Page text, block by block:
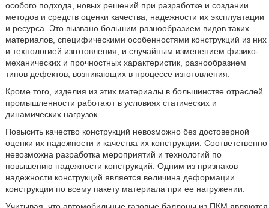
особого подхода, новых решений при разработке и создании
методов и средств оценки качества, надежности их эксплуатации
и ресурса. Это вызвано большим разнообразием видов таких
материалов, специфическими особенностями конструкций из них
и технологией изготовления, и случайным изменением физико-
механических и прочностных характеристик, разнообразием
типов дефектов, возникающих в процессе изготовления.
Кроме того, изделия из этих материалы в большинстве отраслей
промышленности работают в условиях статических и
динамических нагрузок.
Повысить качество конструкций невозможно без достоверной
оценки их надежности и качества их конструкции. Соответственно
невозможна разработка мероприятий и технологий по
повышению надежности конструкций. Одним из признаков
надежности конструкций является величина деформации
конструкции по всему пакету материала при ее нагружении.